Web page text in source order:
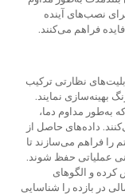
نصب‌های آینده
فراهم می‌کنند.
نظارتی ترکیب
بهینه‌سازی نمایند.
به‌طور مداوم دما،
داده‌های حاصل از
را فراهم می‌سازند تا
عملیاتی حفظ شوند.
کرده و الگوهای
در بازده را شناسایی